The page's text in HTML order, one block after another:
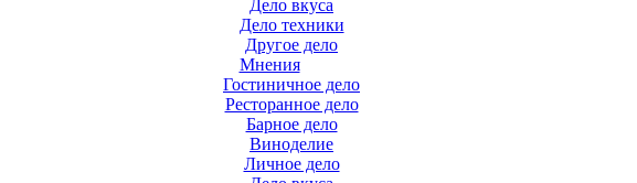
Дело вкуса
Дело техники
Другое дело
Мнения
Гостиничное дело
Ресторанное дело
Барное дело
Виноделие
Личное дело